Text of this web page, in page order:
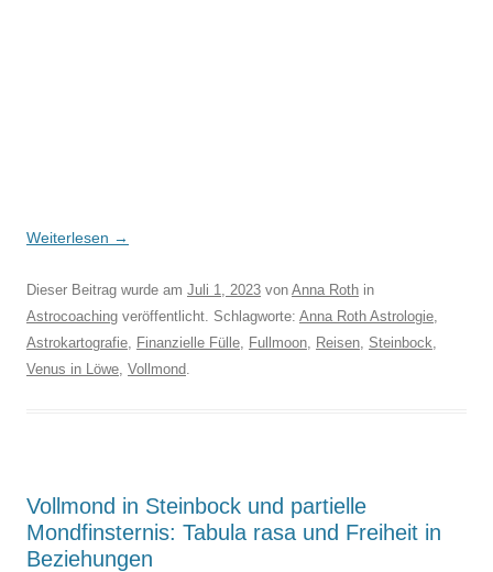
Weiterlesen →
Dieser Beitrag wurde am Juli 1, 2023 von Anna Roth in
Astrocoaching veröffentlicht. Schlagworte: Anna Roth Astrologie,
Astrokartografie, Finanzielle Fülle, Fullmoon, Reisen, Steinbock,
Venus in Löwe, Vollmond.
Vollmond in Steinbock und partielle
Mondfinsternis: Tabula rasa und Freiheit in
Beziehungen